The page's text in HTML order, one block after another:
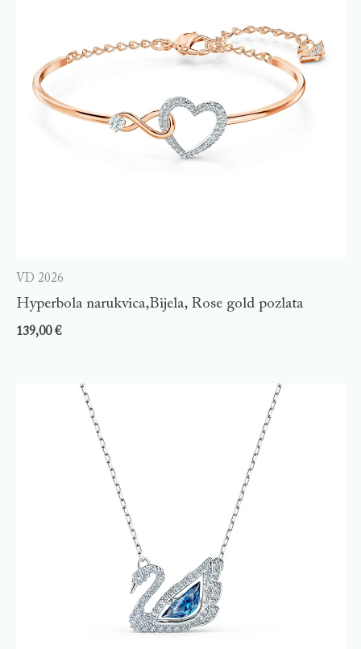
VD 2026
Hyperbola narukvica,Bijela, Rose gold pozlata
139,00€